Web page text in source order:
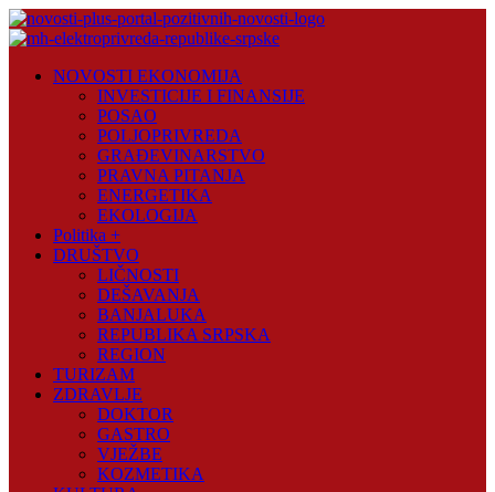
Skip
to
Plus
NOVOSTI EKONOMIJA
INVESTICIJE I FINANSIJE
POSAO
POLJOPRIVREDA
GRAĐEVINARSTVO
PRAVNA PITANJA
ENERGETIKA
EKOLOGIJA
Politika +
DRUŠTVO
LIČNOSTI
DEŠAVANJA
BANJALUKA
REPUBLIKA SRPSKA
REGION
TURIZAM
ZDRAVLJE
DOKTOR
GASTRO
VJEŽBE
KOZMETIKA